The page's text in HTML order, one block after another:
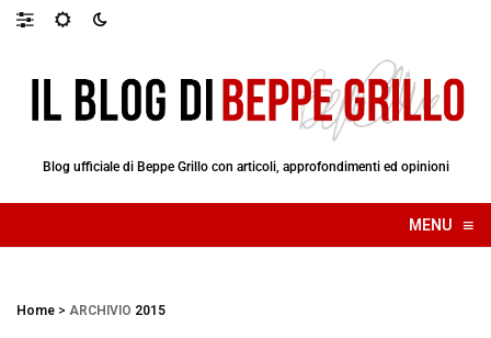
Blog ufficiale di Beppe Grillo con articoli, approfondimenti ed opinioni
MENU ≡
☰
Home > ARCHIVIO 2015